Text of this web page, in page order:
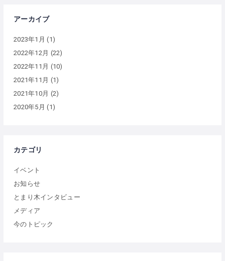
アーカイブ
2023年1月 (1)
2022年12月 (22)
2022年11月 (10)
2021年11月 (1)
2021年10月 (2)
2020年5月 (1)
カテゴリ
イベント
お知らせ
とまり木インタビュー
メディア
今のトピック